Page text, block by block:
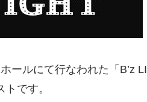
ールにて行なわれた「B’z
です。